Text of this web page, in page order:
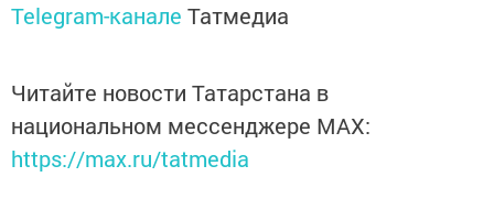
Telegram-канале Татмедиа
Читайте новости Татарстана в
национальном мессенджере MАХ:
https://max.ru/tatmedia